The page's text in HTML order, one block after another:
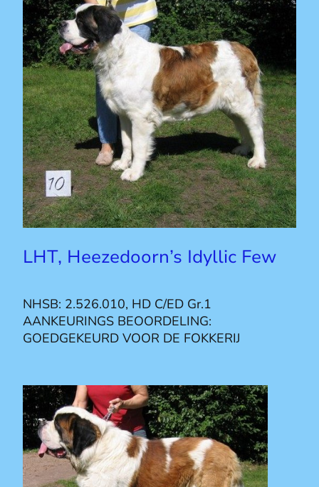
LHT, Heezedoorn’s Idyllic Few
NHSB: 2.526.010, HD C/ED Gr.1
AANKEURINGS BEOORDELING:
GOEDGEKEURD VOOR DE FOKKERIJ